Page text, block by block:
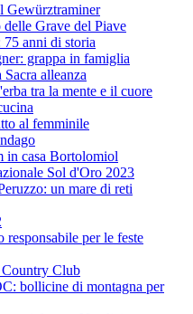
Gewürztraminer
Grave del Piave
anni di storia
grappa in famiglia
alleanza
tra la mente e il cuore
al femminile
in casa Bortolomiol
Sol d'Oro 2023
un mare di reti
responsabile per le feste
Club
bollicine di montagna per